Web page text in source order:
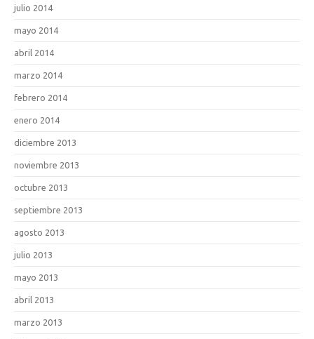
julio 2014
mayo 2014
abril 2014
marzo 2014
febrero 2014
enero 2014
diciembre 2013
noviembre 2013
octubre 2013
septiembre 2013
agosto 2013
julio 2013
mayo 2013
abril 2013
marzo 2013